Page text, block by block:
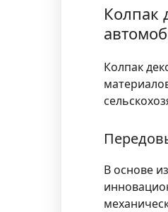
Колпак
Колпак
В основе